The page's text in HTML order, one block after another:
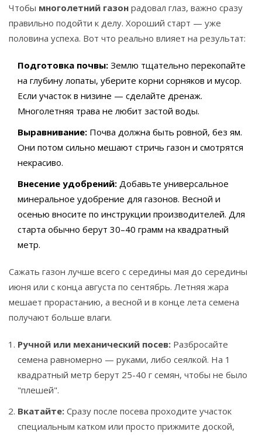
Чтобы многолетний газон радовал глаз, важно сразу
правильно подойти к делу. Хороший старт — уже
половина успеха. Вот что реально влияет на результат:
Подготовка почвы: Землю тщательно перекопайте
на глубину лопаты, уберите корни сорняков и мусор.
Если участок в низине — сделайте дренаж.
Многолетняя трава не любит застой воды.
Выравнивание: Почва должна быть ровной, без ям.
Они потом сильно мешают стричь газон и смотрятся
некрасиво.
Внесение удобрений: Добавьте универсальное
минеральное удобрение для газонов. Весной и
осенью вносите по инструкции производителей. Для
старта обычно берут 30–40 грамм на квадратный
метр.
Сажать газон лучше всего с середины мая до середины
июня или с конца августа по сентябрь. Летняя жара
мешает прорастанию, а весной и в конце лета семена
получают больше влаги.
Ручной или механический посев: Разбросайте
семена равномерно — руками, либо сеялкой. На 1
квадратный метр берут 25-40 г семян, чтобы не было
"плешей".
Вкатайте: Сразу после посева проходите участок
специальным катком или просто прижмите доской,